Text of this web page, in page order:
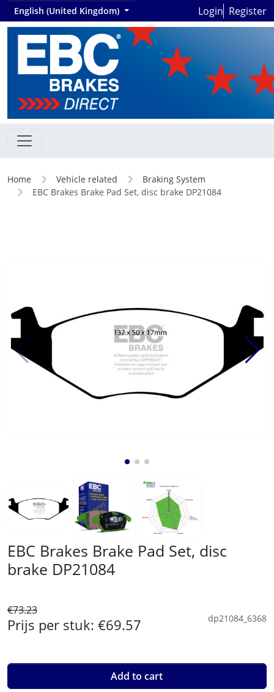
English (United Kingdom) Login Register
Home Vehicle related
Braking System
EBC Brakes Brake Pad Set, disc brake DP21084
EBC Brakes Brake Pad Set, disc
brake DP21084
€73.23
Prijs per stuk: €69.57 dp21084_6368
Add to cart